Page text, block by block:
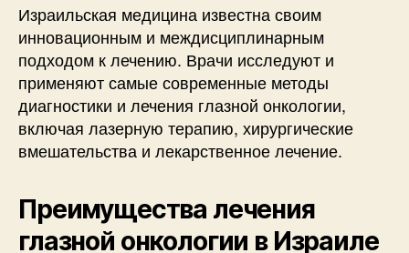
Израильская медицина известна своим
инновационным и междисциплинарным
подходом к лечению. Врачи исследуют и
применяют самые современные методы
диагностики и лечения глазной онкологии,
включая лазерную терапию, хирургические
вмешательства и лекарственное лечение.
Преимущества лечения
глазной онкологии в Израиле